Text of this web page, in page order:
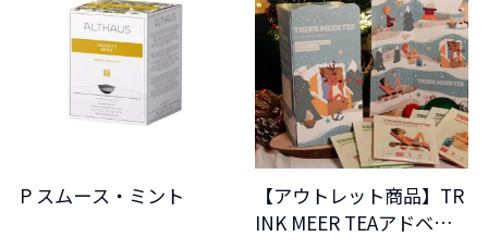
P スムース・ミント
【アウトレット商品】TR
INK MEER TEAアドベン